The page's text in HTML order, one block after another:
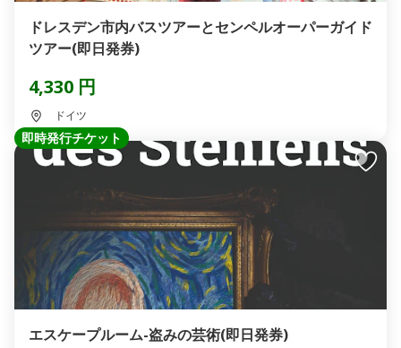
ドレスデン市内バスツアーとセンペルオーパーガイド
ツアー(即日発券)
4,330 円
ドイツ
即時発行チケット
エスケープルーム-盗みの芸術(即日発券)